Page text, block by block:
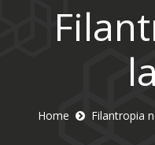
Home Filantropia